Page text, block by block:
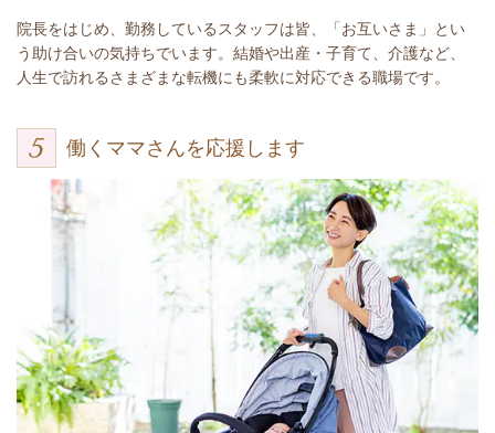
院長をはじめ、勤務しているスタッフは皆、「お互いさま」とい
う助け合いの気持ちでいます。結婚や出産・子育て、介護など、
人生で訪れるさまざまな転機にも柔軟に対応できる職場です。
働くママさんを応援します